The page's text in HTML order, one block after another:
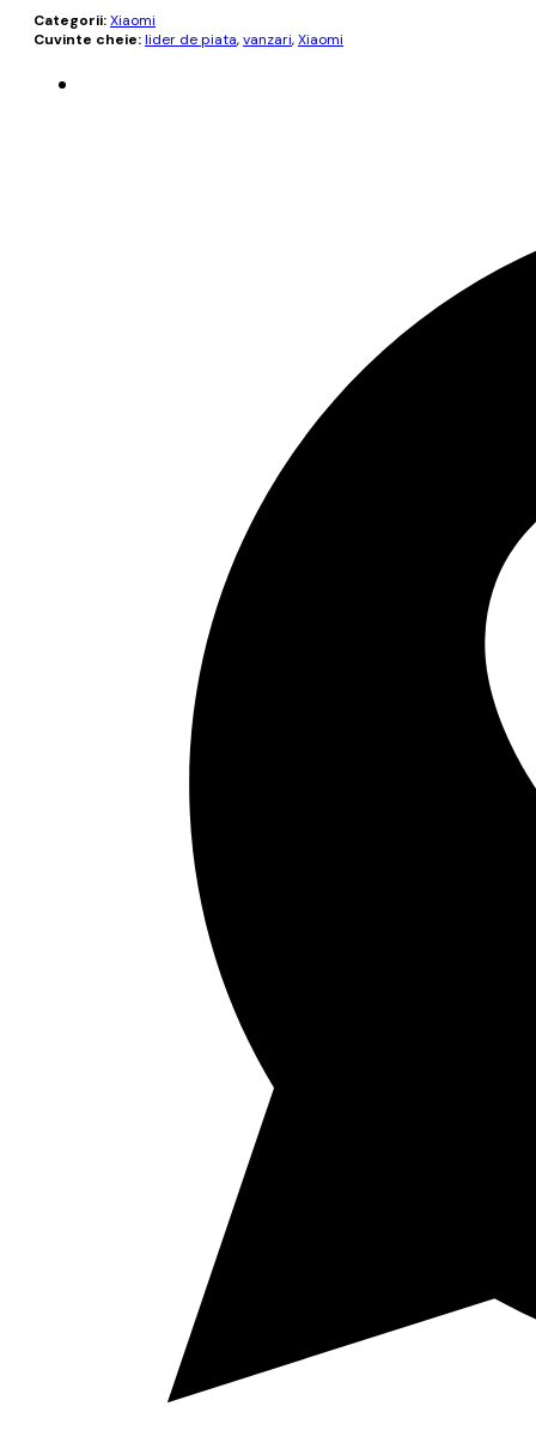
Categorii:Xiaomi
Cuvinte cheie:lider de piata,vanzari,Xiaomi